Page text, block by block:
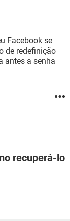
Facebook se
de redefinição
antes a senha
recuperá-lo